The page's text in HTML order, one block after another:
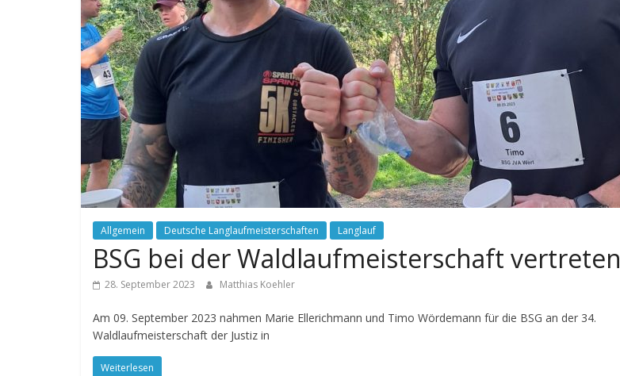
Allgemein Deutsche Langlaufmeisterschaften Langlauf
BSG bei der Waldlaufmeisterschaft vertreten
28. September 2023 Matthias Koehler
Am 09. September 2023 nahmen Marie Ellerichmann und Timo Wördemann für die BSG an der 34.
Waldlaufmeisterschaft der Justiz in
Weiterlesen